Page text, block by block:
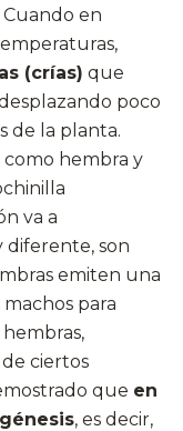
en
(crías) que
poco
de la planta.
hembra y
va a
diferente, son
emiten una
para
ciertos
que en
, es decir,